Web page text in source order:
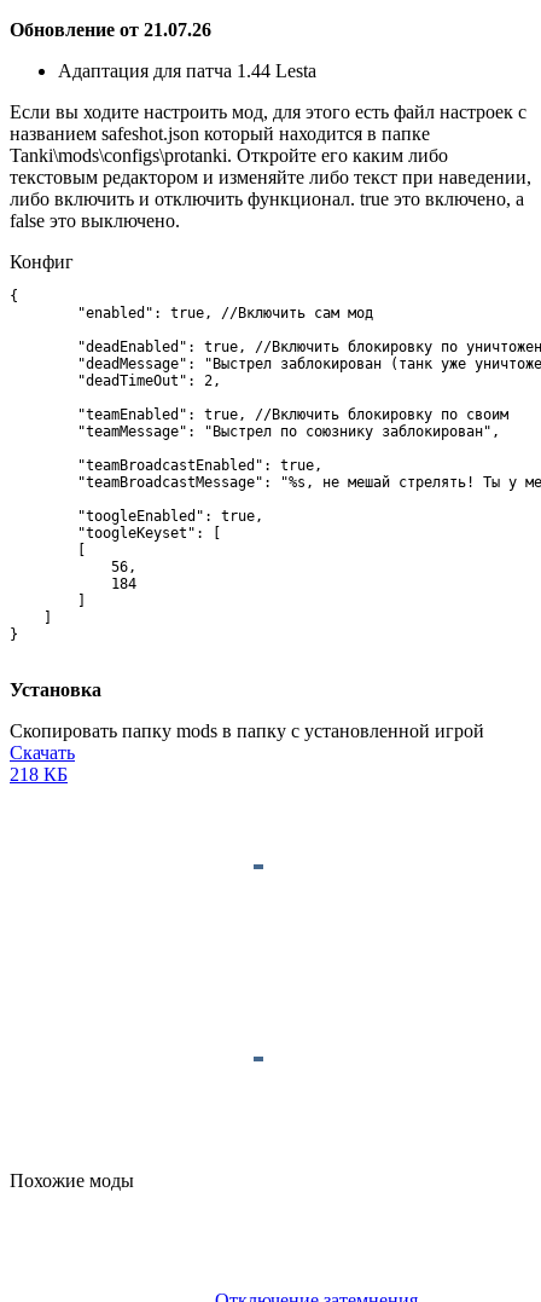
Обновление от 21.07.26
Адаптация для патча 1.44 Lesta
Если вы ходите настроить мод, для этого есть файл настроек с
названием safeshot.json который находится в папке
Tanki\mods\configs\protanki. Откройте его каким либо
текстовым редактором и изменяйте либо текст при наведении,
либо включить и отключить функционал. true это включено, а
false это выключено.
Конфиг
{
        [
            56,
            184
        ]
    ]
}
Установка
Скопировать папку mods в папку с установленной игрой
Скачать
218 КБ
Похожие моды